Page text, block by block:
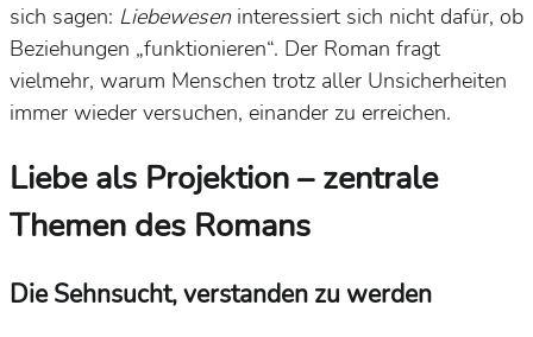
sich sagen: Liebeweseninteressiert sich nicht dafür, ob
Beziehungen „funktionieren“. Der Roman fragt
vielmehr, warum Menschen trotz aller Unsicherheiten
immer wieder versuchen, einander zu erreichen.
Liebe als Projektion – zentrale
Themen des Romans
Die Sehnsucht, verstanden zu werden